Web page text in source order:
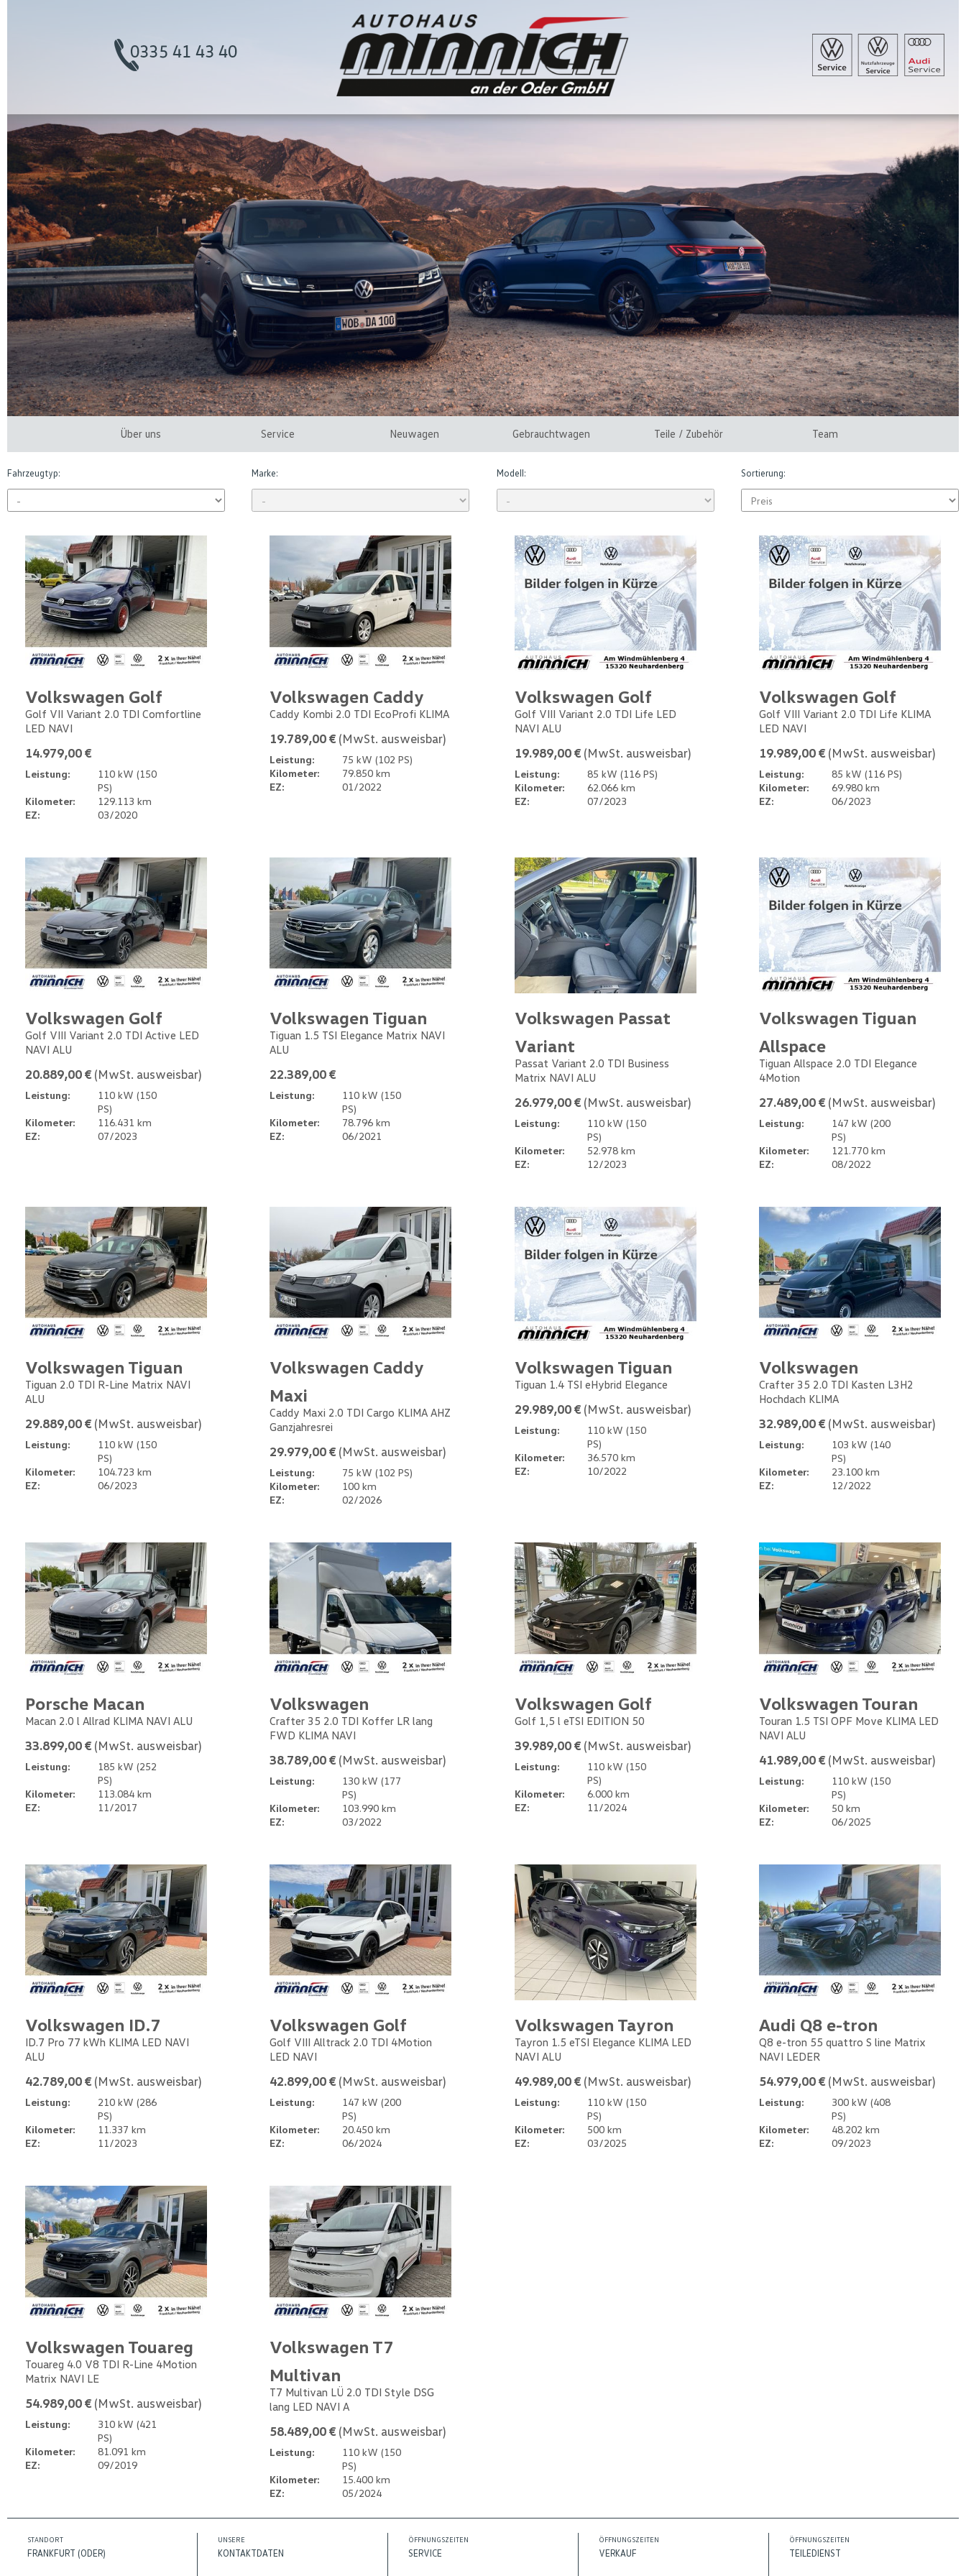
Über uns Service Neuwagen Gebrauchtwagen Teile / Zubehör Team
Fahrzeugtyp: Marke: Modell: Sortierung:
Volkswagen Golf
Golf VII Variant 2.0 TDI Comfortline
LED NAVI
14.979,00 €
Leistung:
110 kW (150
PS)
Kilometer:
129.113 km
EZ:
03/2020
Volkswagen Caddy
Caddy Kombi 2.0 TDI EcoProfi KLIMA
19.789,00 € (MwSt. ausweisbar)
Leistung:
75 kW (102 PS)
Kilometer:
79.850 km
EZ:
01/2022
Volkswagen Golf
Golf VIII Variant 2.0 TDI Life LED
NAVI ALU
19.989,00 € (MwSt. ausweisbar)
Leistung:
85 kW (116 PS)
Kilometer:
62.066 km
EZ:
07/2023
Volkswagen Golf
Golf VIII Variant 2.0 TDI Life KLIMA
LED NAVI
19.989,00 € (MwSt. ausweisbar)
Leistung:
85 kW (116 PS)
Kilometer:
69.980 km
EZ:
06/2023
Volkswagen Golf
Golf VIII Variant 2.0 TDI Active LED
NAVI ALU
20.889,00 € (MwSt. ausweisbar)
Leistung:
110 kW (150
PS)
Kilometer:
116.431 km
EZ:
07/2023
Volkswagen Tiguan
Tiguan 1.5 TSI Elegance Matrix NAVI
ALU
22.389,00 €
Leistung:
110 kW (150
PS)
Kilometer:
78.796 km
EZ:
06/2021
Volkswagen Passat
Variant
Passat Variant 2.0 TDI Business
Matrix NAVI ALU
26.979,00 € (MwSt. ausweisbar)
Leistung:
110 kW (150
PS)
Kilometer:
52.978 km
EZ:
12/2023
Volkswagen Tiguan
Allspace
Tiguan Allspace 2.0 TDI Elegance
4Motion
27.489,00 € (MwSt. ausweisbar)
Leistung:
147 kW (200
PS)
Kilometer:
121.770 km
EZ:
08/2022
Volkswagen Tiguan
Tiguan 2.0 TDI R-Line Matrix NAVI
ALU
29.889,00 € (MwSt. ausweisbar)
Leistung:
110 kW (150
PS)
Kilometer:
104.723 km
EZ:
06/2023
Volkswagen Caddy
Maxi
Caddy Maxi 2.0 TDI Cargo KLIMA AHZ
Ganzjahresrei
29.979,00 € (MwSt. ausweisbar)
Leistung:
75 kW (102 PS)
Kilometer:
100 km
EZ:
02/2026
Volkswagen Tiguan
Tiguan 1.4 TSI eHybrid Elegance
29.989,00 € (MwSt. ausweisbar)
Leistung:
110 kW (150
PS)
Kilometer:
36.570 km
EZ:
10/2022
Volkswagen
Crafter 35 2.0 TDI Kasten L3H2
Hochdach KLIMA
32.989,00 € (MwSt. ausweisbar)
Leistung:
103 kW (140
PS)
Kilometer:
23.100 km
EZ:
12/2022
Porsche Macan
Macan 2.0 l Allrad KLIMA NAVI ALU
33.899,00 € (MwSt. ausweisbar)
Leistung:
185 kW (252
PS)
Kilometer:
113.084 km
EZ:
11/2017
Volkswagen
Crafter 35 2.0 TDI Koffer LR lang
FWD KLIMA NAVI
38.789,00 € (MwSt. ausweisbar)
Leistung:
130 kW (177
PS)
Kilometer:
103.990 km
EZ:
03/2022
Volkswagen Golf
Golf 1,5 l eTSI EDITION 50
39.989,00 € (MwSt. ausweisbar)
Leistung:
110 kW (150
PS)
Kilometer:
6.000 km
EZ:
11/2024
Volkswagen Touran
Touran 1.5 TSI OPF Move KLIMA LED
NAVI ALU
41.989,00 € (MwSt. ausweisbar)
Leistung:
110 kW (150
PS)
Kilometer:
50 km
EZ:
06/2025
Volkswagen ID.7
ID.7 Pro 77 kWh KLIMA LED NAVI
ALU
42.789,00 € (MwSt. ausweisbar)
Leistung:
210 kW (286
PS)
Kilometer:
11.337 km
EZ:
11/2023
Volkswagen Golf
Golf VIII Alltrack 2.0 TDI 4Motion
LED NAVI
42.899,00 € (MwSt. ausweisbar)
Leistung:
147 kW (200
PS)
Kilometer:
20.450 km
EZ:
06/2024
Volkswagen Tayron
Tayron 1.5 eTSI Elegance KLIMA LED
NAVI ALU
49.989,00 € (MwSt. ausweisbar)
Leistung:
110 kW (150
PS)
Kilometer:
500 km
EZ:
03/2025
Audi Q8 e-tron
Q8 e-tron 55 quattro S line Matrix
NAVI LEDER
54.979,00 € (MwSt. ausweisbar)
Leistung:
300 kW (408
PS)
Kilometer:
48.202 km
EZ:
09/2023
Volkswagen Touareg
Touareg 4.0 V8 TDI R-Line 4Motion
Matrix NAVI LE
54.989,00 € (MwSt. ausweisbar)
Leistung:
310 kW (421
PS)
Kilometer:
81.091 km
EZ:
09/2019
Volkswagen T7
Multivan
T7 Multivan LÜ 2.0 TDI Style DSG
lang LED NAVI A
58.489,00 € (MwSt. ausweisbar)
Leistung:
110 kW (150
PS)
Kilometer:
15.400 km
EZ:
05/2024
STANDORT
FRANKFURT (ODER)
UNSERE
KONTAKTDATEN
ÖFFNUNGSZEITEN
SERVICE
ÖFFNUNGSZEITEN
VERKAUF
ÖFFNUNGSZEITEN
TEILEDIENST